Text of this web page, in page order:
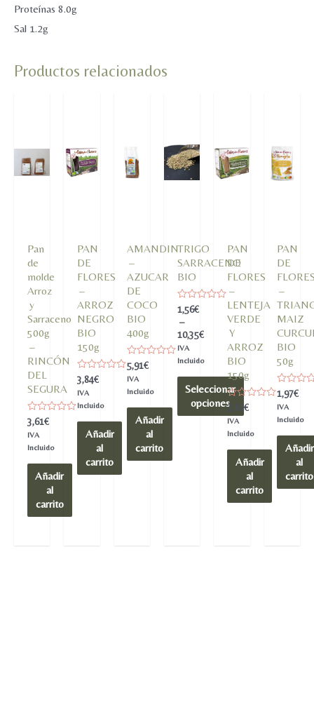
Proteínas 8.0g
Sal 1.2g
Productos relacionados
Pan
de
molde
Arroz
y
Sarraceno
500g
–
RINCÓN
DEL
SEGURA
Valorado
en
0
de
3,61€
IVA
Incluido
Añadir
al
carrito
PAN
DE
FLORES
–
ARROZ
NEGRO
BIO
150g
Valorado
en
0
de
3,84€
IVA
Incluido
Añadir
al
carrito
AMANDIN
–
AZUCAR
DE
COCO
BIO
400g
Valorado
en
0
de
5,91€
IVA
Incluido
Añadir
al
carrito
TRIGO
SARRACENO
BIO
Valorado
en
0
de
5
1,56€
–
10,35€
IVA
Incluido
Seleccionar
opciones
PAN
DE
FLORES
–
LENTEJA
VERDE
Y
ARROZ
BIO
150g
Valorado
en
0
de
3,84€
IVA
Incluido
Añadir
al
carrito
PAN
DE
–
MAIZ
BIO
50g
Valorado
en
0
de
1,97€
IVA
Incluido
Añadir
al
carrito